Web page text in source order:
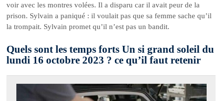
voir avec les montres volées. Il a disparu car il avait peur de la
prison. Sylvain a paniqué : il voulait pas que sa femme sache qu’il
la trompait. Sylvain promet qu’il n’est pas un bandit.
Quels sont les temps forts Un si grand soleil du
lundi 16 octobre 2023 ? ce qu’il faut retenir